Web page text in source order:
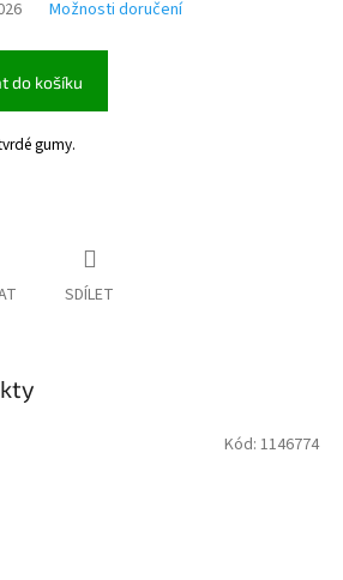
Možnosti doručení
do košíku
gumy.
SDÍLET
Kód: 1146774